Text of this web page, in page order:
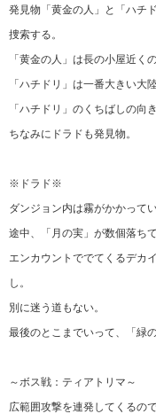
発見物「黄金の人」と「ハチ
捜索する。
「黄金の人」は長の小屋近く
「ハチドリ」は一番大きい大
「ハチドリ」のくちばしの向
ちなみにドラドも発見物。
※ドラド※
ダンジョン内は霧がかかって
途中、「月の実」が数個落ち
エンカウントででてくるデカ
し。
別に迷う道もない。
最後のとこまでいって、「緑
～ボス戦：ティアトリマ～
広範囲攻撃を連発してくるの